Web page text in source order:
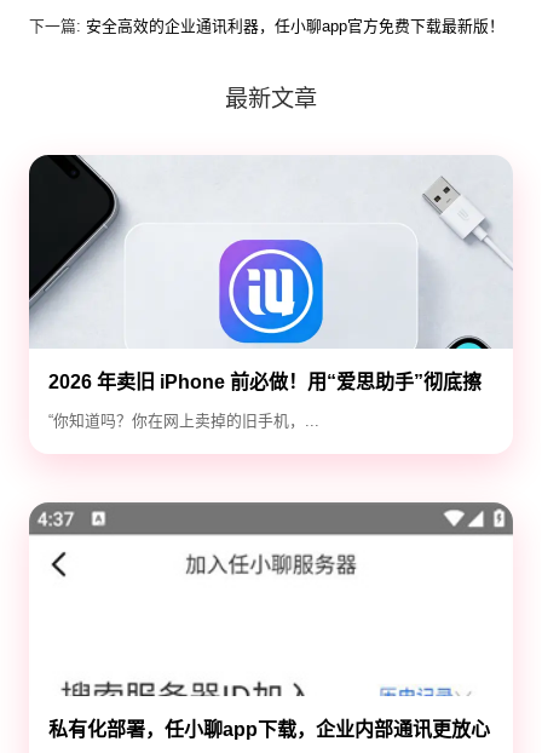
下一篇: 安全高效的企业通讯利器，任小聊app官方免费下载最新版！
最新文章
2026 年卖旧 iPhone 前必做！用“爱思助手”彻底擦
除隐私，防止数据泄露
“你知道吗？你在网上卖掉的旧手机，...
私有化部署，任小聊app下载，企业内部通讯更放心